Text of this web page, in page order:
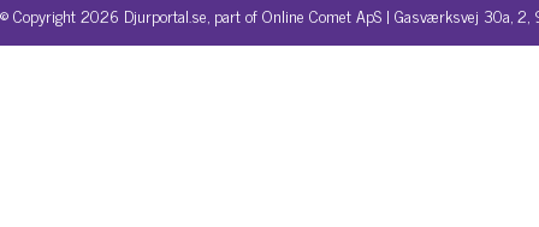
© Copyright 2026 Djurportal.se, part of Online Comet ApS | Gasværksvej 30a,